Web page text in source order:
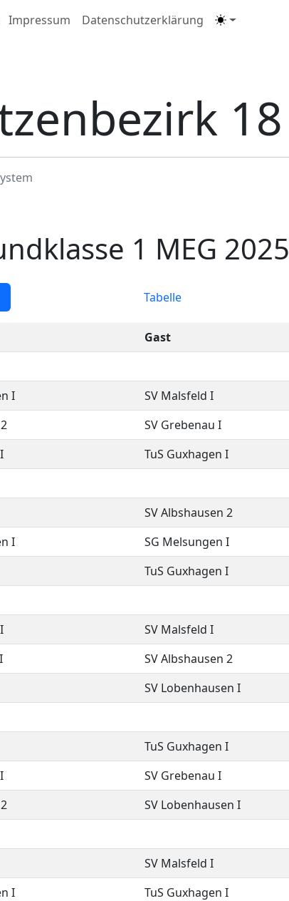
Impressum Datenschutzerklärung
18
1 MEG 2025
Tabelle
Gast
I SV Malsfeld I
SV Grebenau I
TuS Guxhagen I
SV Albshausen 2
I SG Melsungen I
TuS Guxhagen I
SV Malsfeld I
SV Albshausen 2
SV Lobenhausen I
TuS Guxhagen I
SV Grebenau I
SV Lobenhausen I
SV Malsfeld I
I TuS Guxhagen I